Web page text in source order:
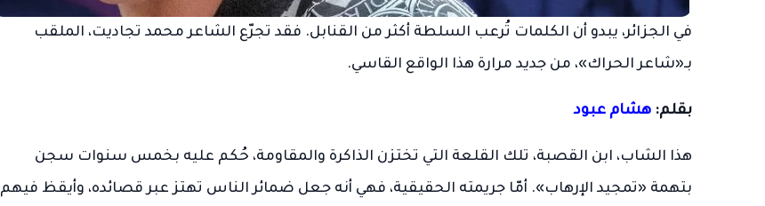
في الجزائر، يبدو أن الكلمات تُرعب السلطة أكثر من القنابل. فقد تجرّع الشاعر محمد تجاديت، الملقب
بـ«شاعر الحراك»، من جديد مرارة هذا الواقع القاسي.
بقلم: هشام عبود
هذا الشاب، ابن القصبة، تلك القلعة التي تختزن الذاكرة والمقاومة، حُكم عليه بخمس سنوات سجن
بتهمة «تمجيد الإرهاب». أمّا جريمته الحقيقية، فهي أنه جعل ضمائر الناس تهتز عبر قصائده، وأيقظ فيهم